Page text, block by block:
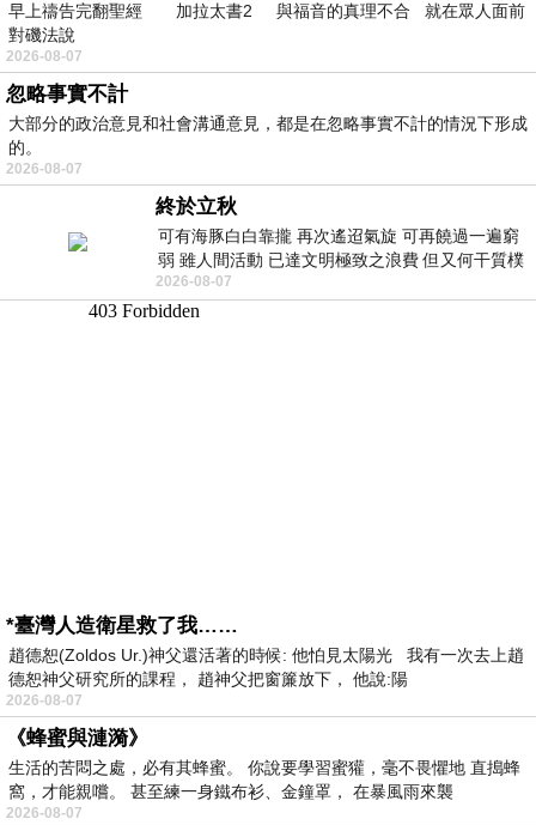
早上禱告完翻聖經 加拉太書2 與福音的真理不合 就在眾人面前
對磯法說
2026-08-07
忽略事實不計
大部分的政治意見和社會溝通意見，都是在忽略事實不計的情況下形成
的。
2026-08-07
終於立秋
可有海豚白白靠攏 再次遙迢氣旋 可再饒過一遍窮
弱 雖人間活動 已達文明極致之浪費 但又何干質樸
者 只能白白陪葬
2026-08-07
*臺灣人造衛星救了我……
趙德恕(Zoldos Ur.)神父還活著的時候: 他怕見太陽光 我有一次去上趙
德恕神父研究所的課程， 趙神父把窗簾放下， 他說:陽
2026-08-07
《蜂蜜與漣漪》
生活的苦悶之處，必有其蜂蜜。 你說要學習蜜獾，毫不畏懼地 直搗蜂
窩，才能親嚐。 甚至練一身鐵布衫、金鐘罩， 在暴風雨來襲
2026-08-07